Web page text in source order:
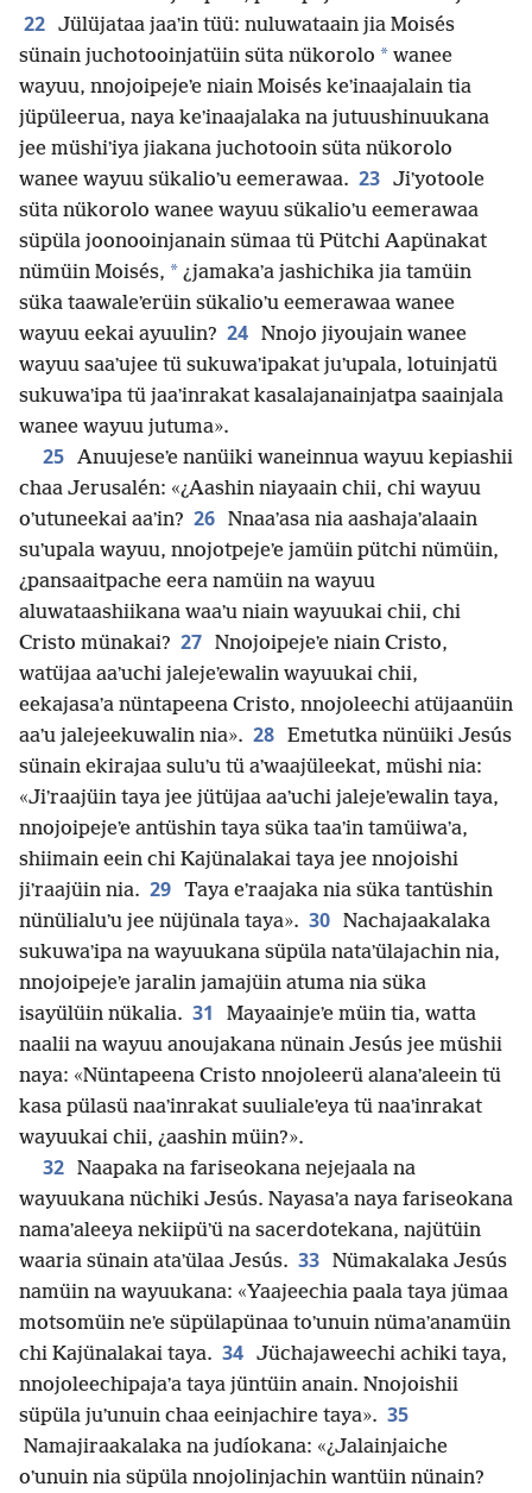
22 Jülüjataa jaaʼin tüü: nuluwataain jia Moisés
sünain juchotooinjatüin süta nükorolo * wanee
wayuu, nnojoipejeʼe niain Moisés keʼinaajalain tia
jüpüleerua, naya keʼinaajalaka na jutuushinuukana
jee müshiʼiya jiakana juchotooin süta nükorolo
wanee wayuu sükalioʼu eemerawaa. 23 Jiʼyotoole
süta nükorolo wanee wayuu sükalioʼu eemerawaa
süpüla joonooinjanain sümaa tü Pütchi Aapünakat
nümüin Moisés, * ¿jamakaʼa jashichika jia tamüin
süka taawaleʼerüin sükalioʼu eemerawaa wanee
wayuu eekai ayuulin? 24 Nnojo jiyoujain wanee
wayuu saaʼujee tü sukuwaʼipakat juʼupala, lotuinjatü
sukuwaʼipa tü jaaʼinrakat kasalajanainjatpa saainjala
wanee wayuu jutuma».
25 Anuujeseʼe nanüiki waneinnua wayuu kepiashii
chaa Jerusalén: «¿Aashin niayaain chii, chi wayuu
oʼutuneekai aaʼin? 26 Nnaaʼasa nia aashajaʼalaain
suʼupala wayuu, nnojotpejeʼe jamüin pütchi nümüin,
¿pansaaitpache eera namüin na wayuu
aluwataashiikana waaʼu niain wayuukai chii, chi
Cristo münakai? 27 Nnojoipejeʼe niain Cristo,
watüjaa aaʼuchi jalejeʼewalin wayuukai chii,
eekajasaʼa nüntapeena Cristo, nnojoleechi atüjaanüin
aaʼu jalejeekuwalin nia». 28 Emetutka nünüiki Jesús
sünain ekirajaa suluʼu tü aʼwaajüleekat, müshi nia:
«Jiʼraajüin taya jee jütüjaa aaʼuchi jalejeʼewalin taya,
nnojoipejeʼe antüshin taya süka taaʼin tamüiwaʼa,
shiimain eein chi Kajünalakai taya jee nnojoishi
jiʼraajüin nia. 29 Taya eʼraajaka nia süka tantüshin
nünülialuʼu jee nüjünala taya». 30 Nachajaakalaka
sukuwaʼipa na wayuukana süpüla nataʼülajachin nia,
nnojoipejeʼe jaralin jamajüin atuma nia süka
isayülüin nükalia. 31
Mayaainjeʼe müin tia, watta
naalii na wayuu anoujakana nünain Jesús jee müshii
naya: «Nüntapeena Cristo nnojoleerü alanaʼaleein tü
kasa pülasü naaʼinrakat suulialeʼeya tü naaʼinrakat
wayuukai chii, ¿aashin müin?».
32 Naapaka na fariseokana nejejaala na
wayuukana nüchiki Jesús. Nayasaʼa naya fariseokana
namaʼaleeya nekiipüʼü na sacerdotekana, najütüin
waaria sünain ataʼülaa Jesús. 33 Nümakalaka Jesús
namüin na wayuukana: «Yaajeechia paala taya jümaa
motsomüin neʼe süpülapünaa toʼunuin nümaʼanamüin
chi Kajünalakai taya. 34 Jüchajaweechi achiki taya,
nnojoleechipajaʼa taya jüntüin anain. Nnojoishii
süpüla juʼunuin chaa eeinjachire taya». 35
Namajiraakalaka na judíokana: «¿Jalainjaiche
oʼunuin nia süpüla nnojolinjachin wantüin nünain?